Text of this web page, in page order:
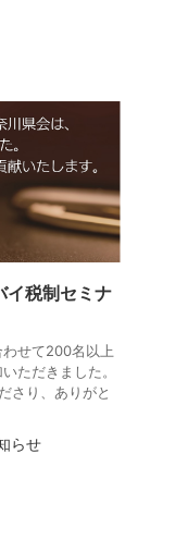
イ税制セミナ
せて200名以上
ただきました。
さり、ありがと
らせ